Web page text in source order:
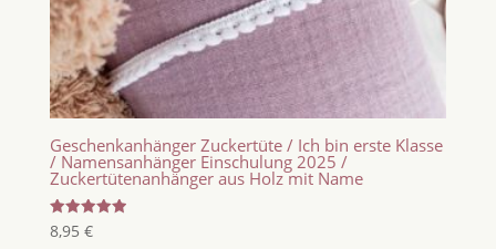
Geschenkanhänger Zuckertüte / Ich bin erste Klasse
/ Namensanhänger Einschulung 2025 /
Zuckertütenanhänger aus Holz mit Name
Bewertet
mit
8,95 €